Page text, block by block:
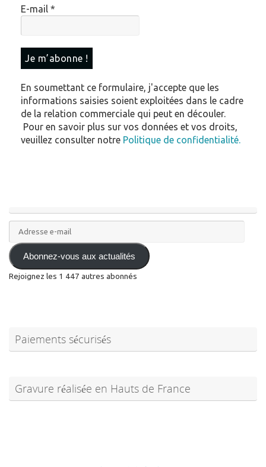
E-mail *
En soumettant ce formulaire, j'accepte que les
informations saisies soient exploitées dans le cadre
de la relation commerciale qui peut en découler.
Pour en savoir plus sur vos données et vos droits,
veuillez consulter notre Politique de confidentialité.
Adresse
e-
mail Abonnez-vous aux actualités
Rejoignez les 1 447 autres abonnés
Paiements sécurisés
Gravure réalisée en Hauts de France